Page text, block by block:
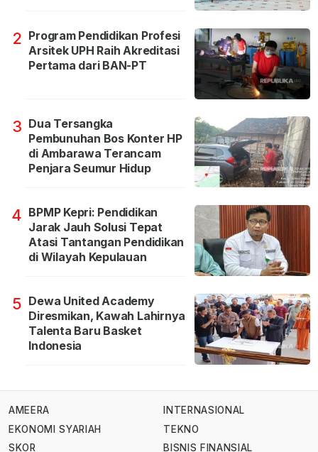
2 Program Pendidikan Profesi
Arsitek UPH Raih Akreditasi
Pertama dari BAN-PT
3 Dua Tersangka
Pembunuhan Bos Konter HP
di Ambarawa Terancam
Penjara Seumur Hidup
4 BPMP Kepri: Pendidikan
Jarak Jauh Solusi Tepat
Atasi Tantangan Pendidikan
di Wilayah Kepulauan
5 Dewa United Academy
Diresmikan, Kawah Lahirnya
Talenta Baru Basket
Indonesia
AMEERA
EKONOMI SYARIAH
SKOR
INTERNASIONAL
TEKNO
BISNIS FINANSIAL